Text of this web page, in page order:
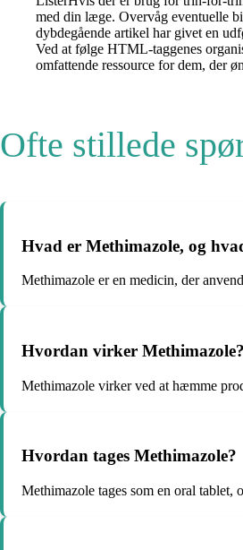
med din læge. Overvåg eventuelle
dybdegående artikel har givet en
Ved at følge HTML-taggenes
omfattende ressource for dem, der
Ofte stillede
Hvad er Methimazole, og
Methimazole er en medicin, der
Hvordan virker Methimazole?
Methimazole virker ved at hæmme
Hvordan tages Methimazole?
Methimazole tages som en oral